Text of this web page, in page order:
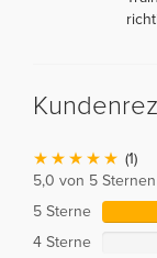
(1)
5,0 von 5 Sternen
5 Sterne
4 Sterne